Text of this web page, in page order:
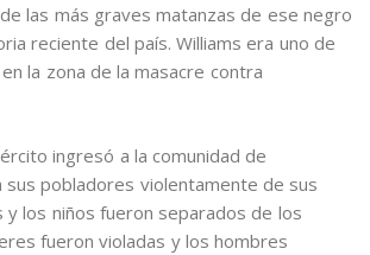
las más graves matanzas de ese negro
reciente del país. Williams era uno de
la zona de la masacre contra
ingresó a la comunidad de
sus pobladores violentamente de sus
y los niños fueron separados de los
fueron violadas y los hombres